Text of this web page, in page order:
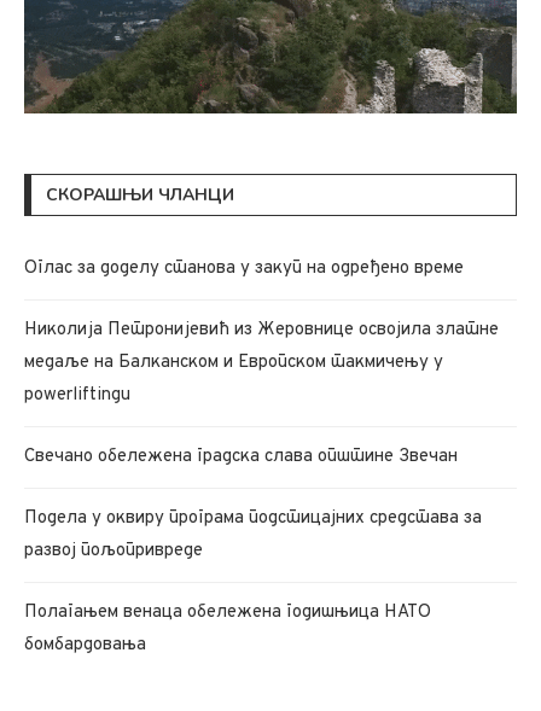
СКОРАШЊИ ЧЛАНЦИ
Oглас за доделу станова у закуп на одређено време
Николија Петронијевић из Жеровнице освојила златне
медаље на Балканском и Европском такмичењу у
powerliftingu
Свечано обележена градска слава општине Звечан
Подела у оквиру програма подстицајних средстава за
развој пољопривреде
Полагањем венаца обележена годишњица НАТО
бомбардовања